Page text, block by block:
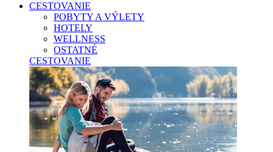
CESTOVANIE
POBYTY A VÝLETY
HOTELY
WELLNESS
OSTATNÉ
CESTOVANIE